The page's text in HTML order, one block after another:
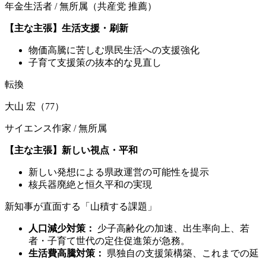
年金生活者 / 無所属（共産党 推薦）
【主な主張】生活支援・刷新
物価高騰に苦しむ県民生活への支援強化
子育て支援策の抜本的な見直し
転換
大山 宏（77）
サイエンス作家 / 無所属
【主な主張】新しい視点・平和
新しい発想による県政運営の可能性を提示
核兵器廃絶と恒久平和の実現
新知事が直面する「山積する課題」
人口減少対策：
少子高齢化の加速、出生率向上、若
者・子育て世代の定住促進策が急務。
生活費高騰対策：
県独自の支援策構築、これまでの延